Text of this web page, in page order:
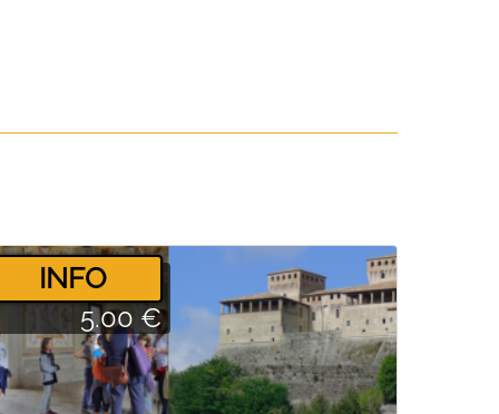
­INFO
5.00 €